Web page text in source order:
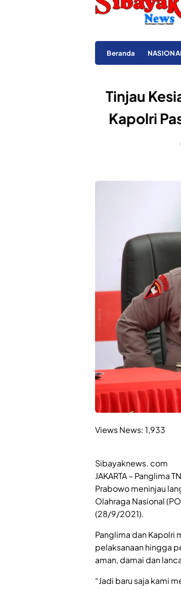
Beranda
Tinjau
Kapolri
Views News: 1,933
Sibayaknews. com
JAKARTA – Panglima
Prabowo meninjau
Olahraga Nasional
(28/9/2021).
Panglima dan Kapolri
pelaksanaan hingga
aman, damai dan
“Jadi baru saja kami